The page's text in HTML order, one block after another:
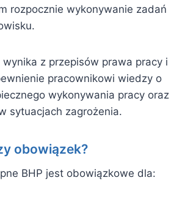
rozpocznie wykonywanie zadań
z przepisów prawa pracy i
pracownikowi wiedzy o
wykonywania pracy oraz
sytuacjach zagrożenia.
obowiązek?
BHP jest obowiązkowe dla: